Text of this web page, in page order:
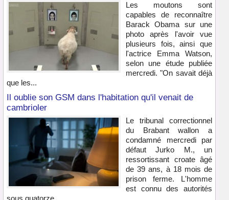
Les moutons sont
capables de reconnaître
Barack Obama sur une
photo après l'avoir vue
plusieurs fois, ainsi que
l'actrice Emma Watson,
selon une étude publiée
mercredi. "On savait déjà
que les...
Il oublie son GSM dans l'habitation qu'il venait de
cambrioler
Le tribunal correctionnel
du Brabant wallon a
condamné mercredi par
défaut Jurko M., un
ressortissant croate âgé
de 39 ans, à 18 mois de
prison ferme. L'homme
est connu des autorités